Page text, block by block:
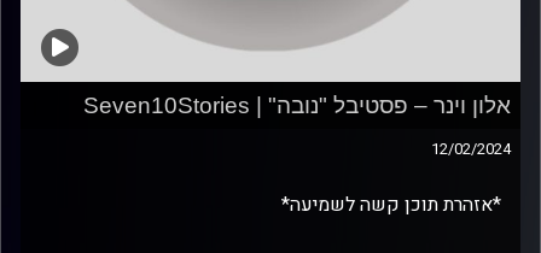
אלון וינר – פסטיבל "נובה" | Seven10Stories
12/02/2024
*אזהרת תוכן קשה לשמיעה*